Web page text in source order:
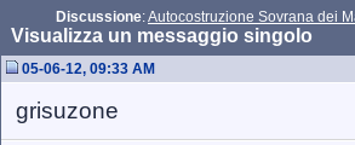
Discussione:Autocostruzione Sovrana dei
Visualizza un messaggio singolo
05-06-12, 09:33 AM
grisuzone